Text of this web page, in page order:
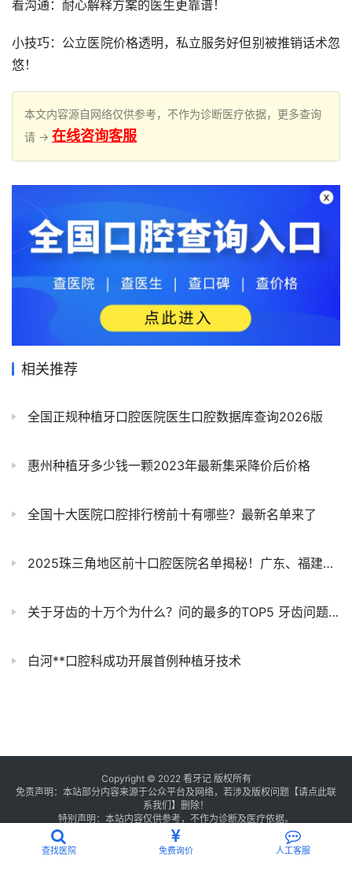
看沟通：耐心解释方案的医生更靠谱！
小技巧：公立医院价格透明，私立服务好但别被推销话术忽
悠！
本文内容源自网络仅供参考，不作为诊断医疗依据，更多查询
请 → 在线咨询客服
相关推荐
全国正规种植牙口腔医院医生口腔数据库查询2026版
惠州种植牙多少钱一颗2023年最新集采降价后价格
全国十大医院口腔排行榜前十有哪些？最新名单来了
2025珠三角地区前十口腔医院名单揭秘！广东、福建、广西三地口腔医院大盘点！公立三甲/私立连锁，（附种植牙、正畸、根管治疗、洗牙、牙贴面价格）
关于牙齿的十万个为什么？问的最多的TOP5 牙齿问题名单整理
白河**口腔科成功开展首例种植牙技术
Copyright © 2022 看牙记 版权所有
免责声明：本站部分内容来源于公众平台及网络，若涉及版权问题【请点此联
系我们 】 删除！
特别声明：本站内容仅供参考，不作为诊断及医疗依据。
浙公网安备 33011002016235号
浙ICP备2021013506号-1
查找医院 免费询价 人工客服